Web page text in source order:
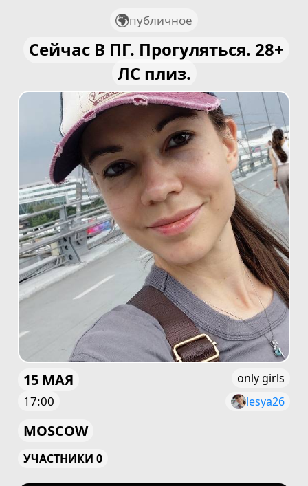
публичное
Сейчас В ПГ. Прогуляться. 28+
ЛС плиз.
15 МАЯ
17:00
only girls
lesya26
MOSCOW
УЧАСТНИКИ 0